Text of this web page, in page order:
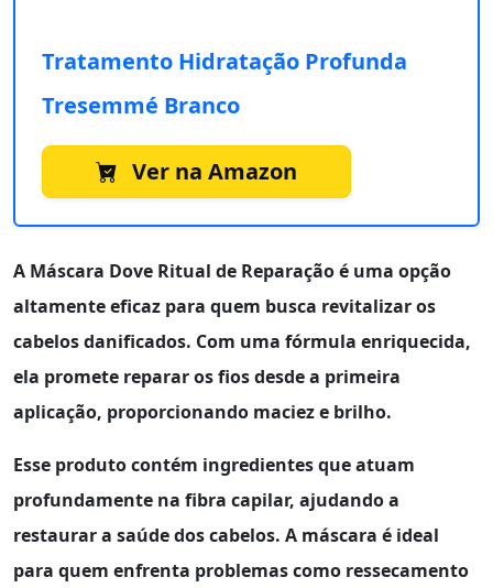
Tratamento Hidratação Profunda
Tresemmé Branco
Ver na Amazon
A Máscara Dove Ritual de Reparaçãoé uma opção
altamente eficaz para quem busca revitalizar os
cabelos danificados. Com uma fórmula enriquecida,
ela promete reparar os fios desde a primeira
aplicação, proporcionando maciez e brilho.
Esse produto contém ingredientes que atuam
profundamente na fibra capilar, ajudando a
restaurar a saúde dos cabelos. A máscara é ideal
para quem enfrenta problemas como ressecamento